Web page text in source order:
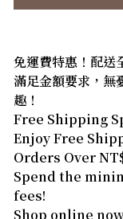
免運費特惠！配送
滿足金額要求，無
趣！
Free Shipping
Enjoy Free
Orders Over
Spend the
fees!
Shop online